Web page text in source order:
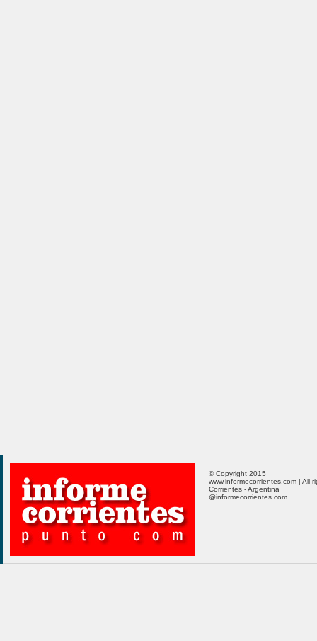
© Copyright 2015
www.informecorrientes.com | All
Corrientes - Argentina
@informecorrientes.com